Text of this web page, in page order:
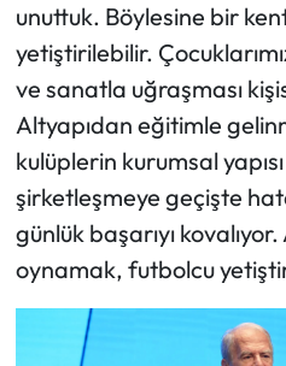
unuttuk. Böylesine bir
yetiştirilebilir.
ve sanatla uğraşması
Altyapıdan eğitimle
kulüplerin kurumsal
şirketleşmeye geçişte
günlük başarıyı
oynamak, futbolcu